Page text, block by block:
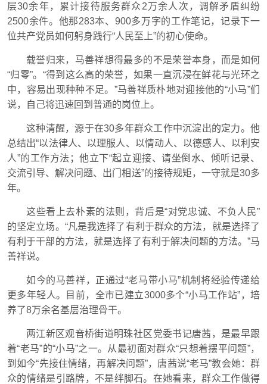
层30余年，累计接待服务群众2万余人次，调解矛盾纠纷
2500余件。他那283本、900多万字的工作笔记，记录下一
位共产党员如何躬身践行“人民至上”的初心使命。
载誉归来，马善祥想得最多的不是荣誉本身，而是如何
“归零”。“得到这么高的荣誉，如果一直沉浸在鲜花与光环之
中，容易出现种种不足。”马善祥质朴地对迎接他的“小马”们
说，自己将迅速回到普通的岗位上。
这种清醒，源于在30多年群众工作中沉淀出的定力。他
总结出“以法律人、以理服人、以情动人、以德感人、以利安
人”的工作方法；他立下“起立迎接、请坐倒水、倾听记录、
交流引导、解决问题、出门相送”的接待规矩，一守就是30多
年。
这些看上去朴素的法则，背后是“对党忠诚、不负人民”
的坚定立场。“凡是我选择了有利于群众的方法，就是选择了
有利于干部的方法，就是选择了有利于解决问题的方法。”马
善祥说。
如今的马善祥，正通过“老马带小马”机制将经验传递给
更多年轻人。目前，全市已建立3000多个“小马工作站”，培
养了8万余名基层治理骨干。
两江新区观音桥街道明珠社区党委书记唐茜，是最早跟
着“老马”的“小马”之一。从最初面对群众“只想着摆平问题”，
到如今“先接住情绪，再解决问题”，唐茜说“老马”教会她：群
众的情绪是引路牌，不是绊脚石。在她看来，群众工作做得